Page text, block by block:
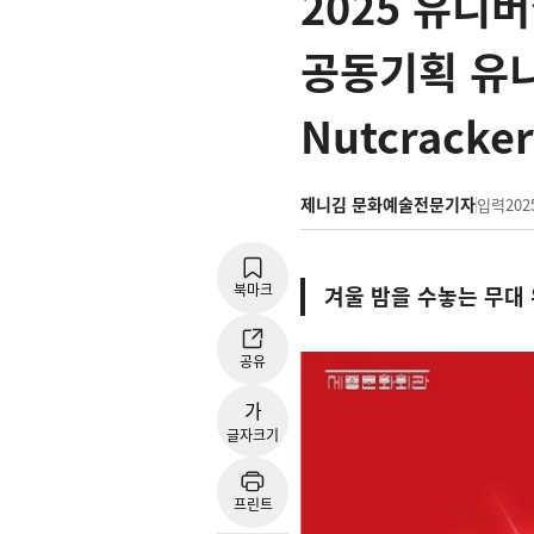
공동기획 유
제니김 문화예술전문기자입력
북마크
공유
가
글자크기
프린트
겨울 밤을 수놓는 무